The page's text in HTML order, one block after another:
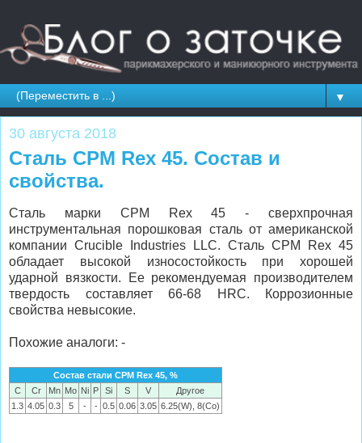
▼
30 августа 2018
Сталь CPM Rex 45. Состав и
свойства.
Сталь марки CPM Rex 45 - сверхпрочная
инструментальная порошковая сталь от американской
компании Crucible Industries LLC. Сталь CPM Rex 45
обладает высокой износостойкость при хорошей
ударной вязкости. Ее рекомендуемая производителем
твердость составляет 66-68 HRC. Коррозионные
свойства невысокие.
Похожие аналоги: -
Состав стали CPM Rex 45, %
C
Cr Mn Mo Ni P Si S V
Другое
1.3 4.05 0.3 5 - - 0.5 0.06 3.05 6.25(W), 8(Co)